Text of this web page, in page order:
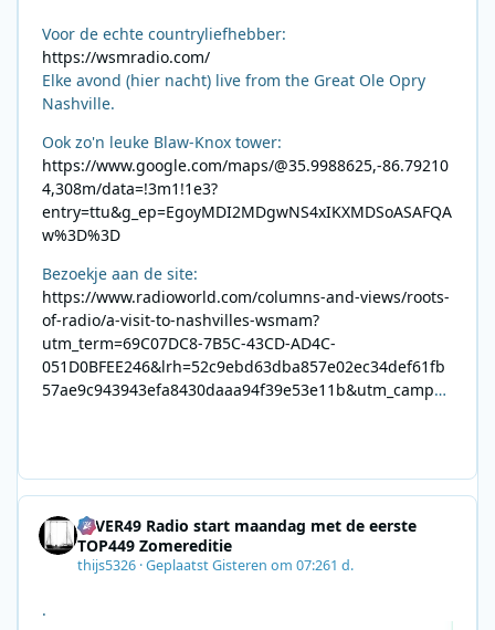
Voor de echte countryliefhebber:
https://wsmradio.com/
Elke avond (hier nacht) live from the Great Ole Opry
Nashville.
Ook zo'n leuke Blaw-Knox tower:
https://www.google.com/maps/@35.9988625,-86.79210
4,308m/data=!3m1!1e3?
entry=ttu&g_ep=EgoyMDI2MDgwNS4xIKXMDSoASAFQA
w%3D%3D
Bezoekje aan de site:
https://www.radioworld.com/columns-and-views/roots-
of-radio/a-visit-to-nashvilles-wsmam?
utm_term=69C07DC8-7B5C-43CD-AD4C-
051D0BFEE246&lrh=52c9ebd63dba857e02ec34def61fb
57ae9c943943efa8430daaa94f39e53e11b&utm_campai
8F09201A140D&utm_source=SmartBrief
4EVER49 Radio start maandag met de eerste
TOP449 Zomereditie
thijs5326 ·GeplaatstGisteren om 07:261 d.
.